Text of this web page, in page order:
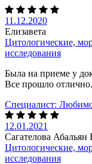
11.12.2020
Елизавета
Цитологические,
исследования
Была на приеме у
Все прошло
Специалист:
12.01.2021
Сагателова Абальян
Цитологические,
исследования